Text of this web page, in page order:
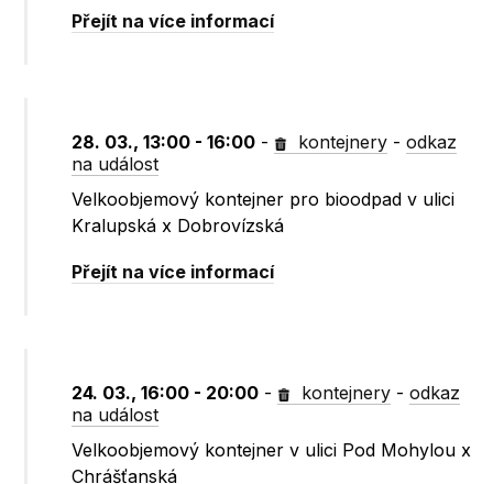
Přejít na více informací
28. 03., 13:00 - 16:00 - kontejnery -odkaz
na událost
Velkoobjemový kontejner pro bioodpad v ulici
Kralupská x Dobrovízská
Přejít na více informací
24. 03., 16:00 - 20:00 - kontejnery -odkaz
na událost
Velkoobjemový kontejner v ulici Pod Mohylou x
Chrášťanská